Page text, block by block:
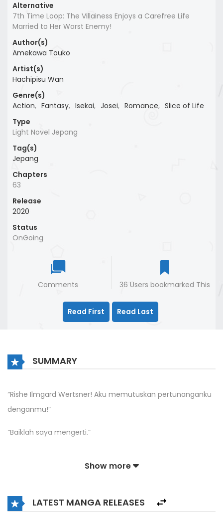
Alternative
7th Time Loop: The Villainess Enjoys a Carefree Life
Married to Her Worst Enemy!
Author(s)
Amekawa Touko
Artist(s)
Hachipisu Wan
Genre(s)
Action, Fantasy, Isekai, Josei, Romance, Slice of Life
Type
Light Novel Jepang
Tag(s)
Jepang
Chapters
63
Release
2020
Status
OnGoing
Comments 36 Users bookmarked This
Read First Read Last
SUMMARY
“Rishe Ilmgard Wertsner! Aku memutuskan pertunanganku
denganmu!”
“Baiklah saya mengerti.”
Show more
LATEST MANGA RELEASES